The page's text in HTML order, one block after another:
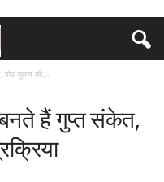
चुनाव की...
हैं गुप्त संकेत,